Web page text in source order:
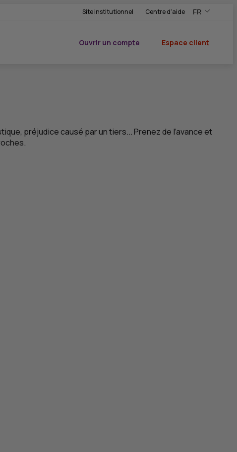
Site institutionnel Centre d'aide FR
,Version
,Changer de
Ouvrir un compte
Espace client
préjudice causé par un tiers... Prenez de l’avance et